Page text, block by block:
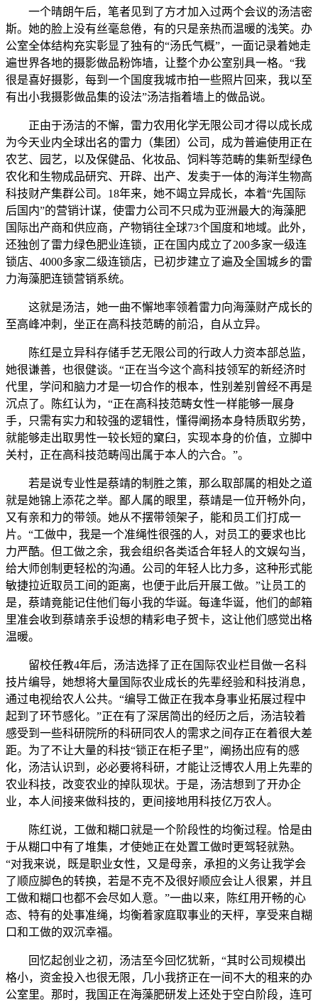
一个晴朗午后，笔者见到了方才加入过两个会议的汤洁密
斯。她的脸上没有丝毫怠倦，有的只是亲热而温暖的浅笑。办
公室全体结构充实彰显了独有的“汤氏气概”，一面记录着她走
遍世界各地的摄影做品粉饰墙，让整个办公室别具一格。“我
很是喜好摄影，每到一个国度我城市拍一些照片回来，我以至
有出小我摄影做品集的设法”汤洁指着墙上的做品说。
正由于汤洁的不懈，雷力农用化学无限公司才得以成长成
为今天业内全球出名的雷力（集团）公司，成为普遍使用正在
农艺、园艺，以及保健品、化妆品、饲料等范畴的集新型绿色
农化和生物成品研究、开辟、出产、发卖于一体的海洋生物高
科技财产集群公司。18年来，她不竭立异成长，本着“先国际
后国内”的营销计谋，使雷力公司不只成为亚洲最大的海藻肥
国际出产商和供应商，产物销往全球73个国度和地域。此外，
还独创了雷力绿色肥业连锁，正在国内成立了200多家一级连
锁店、4000多家二级连锁店，已初步建立了遍及全国城乡的雷
力海藻肥连锁营销系统。
这就是汤洁，她一曲不懈地率领着雷力向海藻财产成长的
至高峰冲刺，坐正在高科技范畴的前沿，自从立异。
陈红是立异科存储手艺无限公司的行政人力资本部总监，
她很谦善，也很健谈。“正在当今这个高科技领军的新经济时
代里，学问和脑力才是一切合作的根本，性别差别曾经不再是
沉点了。陈红认为，“正在高科技范畴女性一样能够一展身
手，只需有实力和较强的逻辑性，懂得阐扬本身特质取劣势，
就能够走出取男性一较长短的窠臼，实现本身的价值，立脚中
关村，正在高科技范畴闯出属于本人的六合。”。
若是说专业性是蔡靖的制胜之策，那么取部属的相处之道
就是她锦上添花之举。鄙人属的眼里，蔡靖是一位开畅外向，
又有亲和力的带领。她从不摆带领架子，能和员工们打成一
片。“工做中，我是一个准绳性很强的人，对员工的要求也比
力严酷。但工做之余，我会组织各类适合年轻人的文娱勾当，
给大师创制更轻松的沟通。公司的年轻人比力多，这种形式能
敏捷拉近取员工间的距离，也便于此后开展工做。”让员工的
是，蔡靖竟能记住他们每小我的华诞。每逢华诞，他们的邮箱
里准会收到蔡靖亲手设想的精彩电子贺卡，这让他们感觉出格
温暖。
留校任教4年后，汤洁选择了正在国际农业栏目做一名科
技片编导，她想将大量国际农业成长的先辈经验和科技消息，
通过电视给农人公共。“编导工做正在我本身事业拓展过程中
起到了环节感化。”正在有了深居简出的经历之后，汤洁较着
感受到一些科研院所的科研同农人的需求之间存正在着很大差
距。为了不让大量的科技“锁正在柜子里”，阐扬出应有的感
化，汤洁认识到，必必要将科研，才能让泛博农人用上先辈的
农业科技，改变农业的掉队现状。于是，汤洁想到了开办企
业，本人间接来做科技的，更间接地用科技亿万农人。
陈红说，工做和糊口就是一个阶段性的均衡过程。恰是由
于从糊口中有了堆集，才使她正在处置工做时更驾轻就熟。
“对我来说，既是职业女性，又是母亲，承担的义务让我学会
了顺应脚色的转换，若是不克不及很好顺应会让人很累，并且
工做和糊口也都不会尽如人意。”一曲以来，陈红用开畅的心
态、特有的处事准绳，均衡着家庭取事业的天枰，享受来自糊
口和工做的双沉幸福。
回忆起创业之初，汤洁至今回忆犹新，“其时公司规模出
格小，资金投入也很无限，几小我挤正在一间不大的租来的办
公室里。那时，我国正在海藻肥研发上还处于空白阶段，连可